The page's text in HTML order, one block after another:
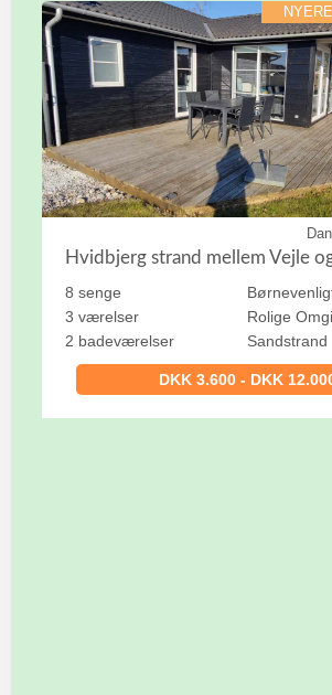
Hvidbjerg strand mellem Vejle
8 senge
3 værelser
2 badeværelser
Rolige
Sandstrand
DKK 3.600 - DKK